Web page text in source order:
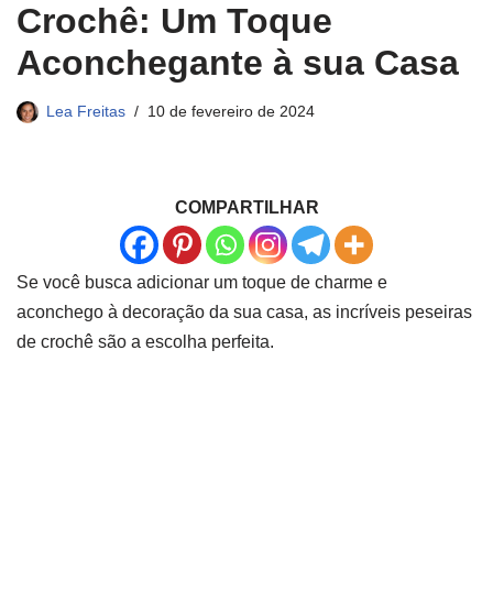
Crochê: Um Toque
Aconchegante à sua Casa
Lea Freitas 10 de fevereiro de 2024
COMPARTILHAR
Se você busca adicionar um toque de charme e
aconchego à decoração da sua casa, as incríveis peseiras
de crochê são a escolha perfeita.